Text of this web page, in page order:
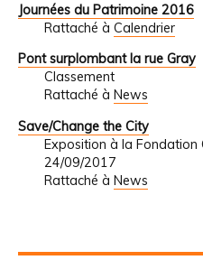
Journées du Patrimoine 2016
Rattaché à Calendrier
Pont surplombant la rue Gray
Classement
Rattaché à News
Save/Change the City
Exposition à la Fondation
24/09/2017
Rattaché à News